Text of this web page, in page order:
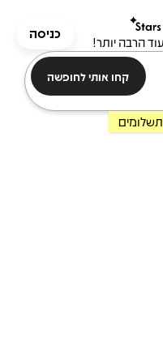
כניסה
קחו אותי לחופשה